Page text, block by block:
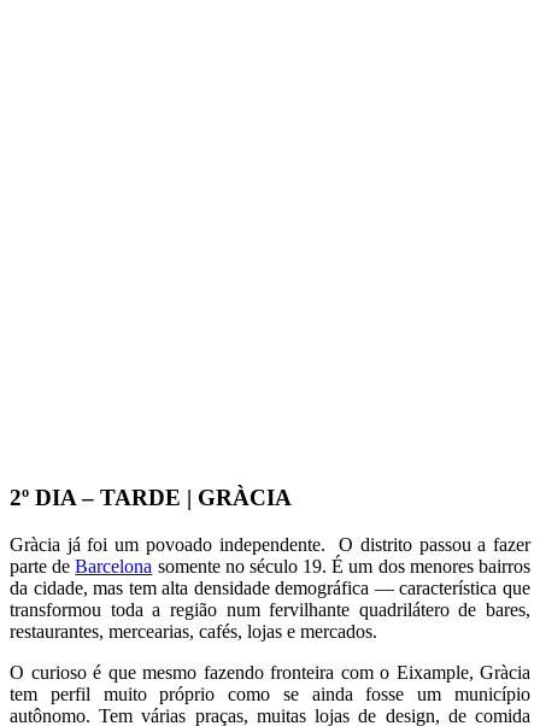
2º DIA – TARDE | GRÀCIA
Gràcia já foi um povoado independente. O distrito passou a fazer
parte deBarcelona somente no século 19. É um dos menores bairros
da cidade, mas tem alta densidade demográfica — característica que
transformou toda a região num fervilhante quadrilátero de bares,
restaurantes, mercearias, cafés, lojas e mercados.
O curioso é que mesmo fazendo fronteira com o Eixample, Gràcia
tem perfil muito próprio como se ainda fosse um município
autônomo. Tem várias praças, muitas lojas de design, de comida